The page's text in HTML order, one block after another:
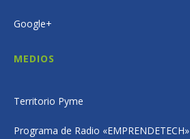
Google+
MEDIOS
Territorio Pyme
Programa de Radio «EMPRENDETECH»